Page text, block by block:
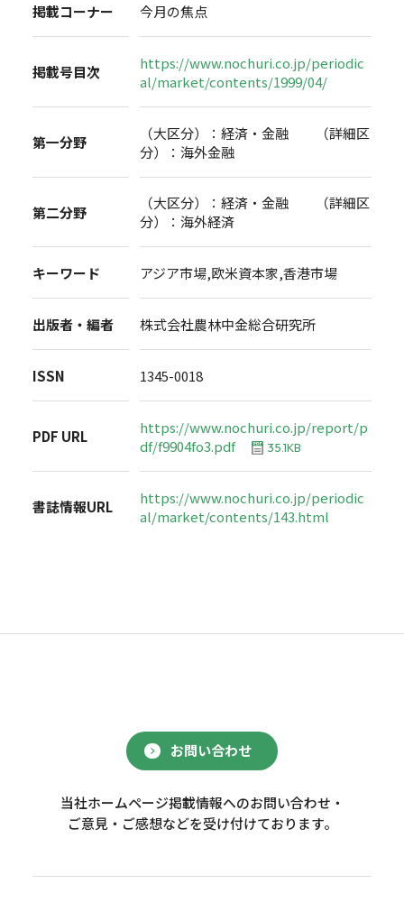
掲載コーナー 今月の焦点
掲載号目次
https://www.nochuri.co.jp/periodic
al/market/contents/1999/04/
第一分野
（大区分）：経済・金融 （詳細区
分）：海外金融
第二分野
（大区分）：経済・金融 （詳細区
分）：海外経済
キーワード アジア市場,欧米資本家,香港市場
出版者・編者 株式会社農林中金総合研究所
ISSN 1345-0018
PDF URL
https://www.nochuri.co.jp/report/p
df/f9904fo3.pdf
35.1KB
書誌情報URL
https://www.nochuri.co.jp/periodic
al/market/contents/143.html
お問い合わせ
当社ホームページ掲載情報へのお問い合わせ・
ご意見・ご感想などを受け付けております。